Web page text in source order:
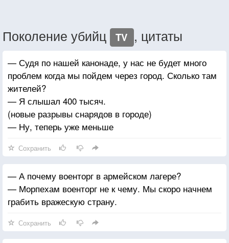
Поколение убийц TV , цитаты
— Судя по нашей канонаде, у нас не будет много
проблем когда мы пойдем через город. Сколько там
жителей?
— Я слышал 400 тысяч.
(новые разрывы снарядов в городе)
— Ну, теперь уже меньше
Сохранить
— А почему военторг в армейском лагере?
— Морпехам военторг не к чему. Мы скоро начнем
грабить вражескую страну.
Сохранить